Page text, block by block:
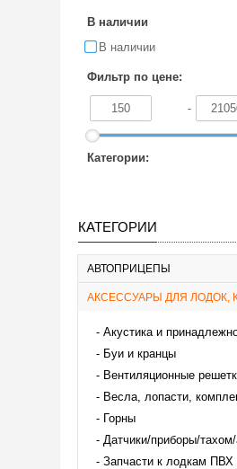
В наличии
В наличии
Фильтр по цене:
-
Категории:
КАТЕГОРИИ
АВТОПРИЦЕПЫ
АКСЕССУАРЫ ДЛЯ ЛОДОК,
Акустика и
Буи и кранцы
Вентиляционные
Весла, лопасти,
Горны
Датчики/приборы/
Запчасти к лодкам ПВХ